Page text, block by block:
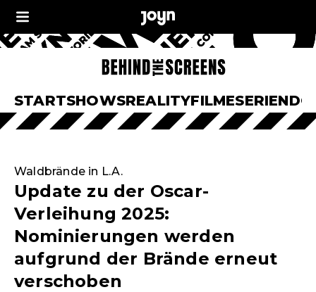
STARTSHOWSREALITYFILMESERIEN
Waldbrände in L.A.
Update zu der Oscar-
Verleihung 2025:
Nominierungen werden
aufgrund der Brände erneut
verschoben